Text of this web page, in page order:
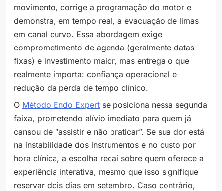
movimento, corrige a programação do motor e
demonstra, em tempo real, a evacuação de limas
em canal curvo. Essa abordagem exige
comprometimento de agenda (geralmente datas
fixas) e investimento maior, mas entrega o que
realmente importa: confiança operacional e
redução da perda de tempo clínico.
O Método Endo Expert se posiciona nessa segunda
faixa, prometendo alívio imediato para quem já
cansou de “assistir e não praticar”. Se sua dor está
na instabilidade dos instrumentos e no custo por
hora clínica, a escolha recai sobre quem oferece a
experiência interativa, mesmo que isso signifique
reservar dois dias em setembro. Caso contrário,